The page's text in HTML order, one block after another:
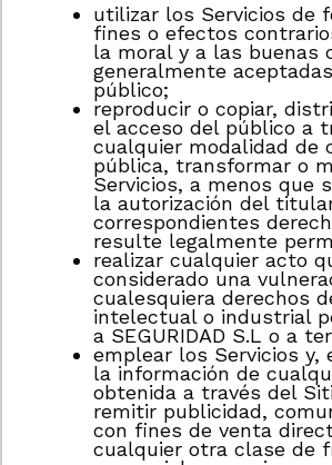
utilizar los Servicios de
fines o efectos
la moral y a las buenas
generalmente
público;
reproducir o copiar,
el acceso del público a
cualquier modalidad de
pública, transformar o
Servicios, a menos que
la autorización del
correspondientes
resulte legalmente
realizar cualquier acto
considerado una
cualesquiera derechos
intelectual o industrial
a SEGURIDAD S.L o a
emplear los Servicios y,
la información de
obtenida a través del
remitir publicidad,
con fines de venta
cualquier otra clase de